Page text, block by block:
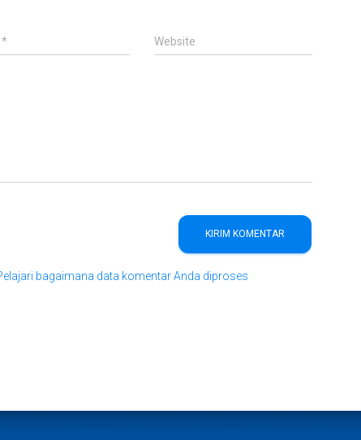
* Website
bagaimana data komentar Anda diproses